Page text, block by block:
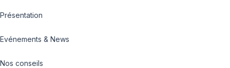
Présentation
Evénements & News
Nos conseils